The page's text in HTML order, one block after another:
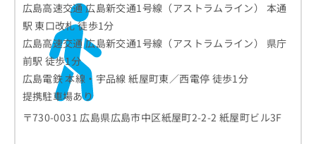
広島高速交通 広島新交通1号線（アストラムライン） 本通
駅 東口改札 徒歩1分
広島高速交通 広島新交通1号線（アストラムライン） 県庁
前駅 徒歩1分
広島電鉄 本線・宇品線 紙屋町東／西電停 徒歩1分
提携駐車場あり
〒730-0031 広島県広島市中区紙屋町2-2-2 紙屋町ビル3F